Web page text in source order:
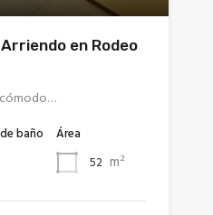
en Rodeo
cómodo…
baño
Área
52 m²